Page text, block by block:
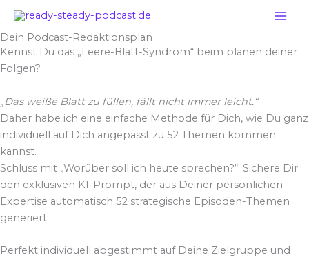
Zum
Inhalt
springen
Dein Podcast-Redaktionsplan
Kennst Du das „Leere-Blatt-Syndrom“ beim planen deiner
Folgen?
„Das weiße Blatt zu füllen, fällt nicht immer leicht.“
Daher habe ich eine einfache Methode für Dich, wie Du ganz
individuell auf Dich angepasst zu 52 Themen kommen
kannst.
Schluss mit „Worüber soll ich heute sprechen?“. Sichere Dir
den exklusiven KI-Prompt, der aus Deiner persönlichen
Expertise automatisch 52 strategische Episoden-Themen
generiert.
Perfekt individuell abgestimmt auf Deine Zielgruppe und